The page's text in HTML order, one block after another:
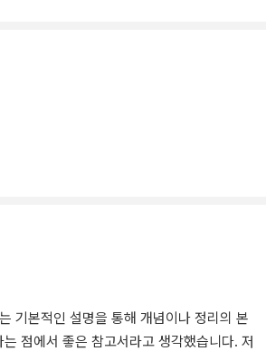
기본적인 설명을 통해 개념이나 정리의 본
점에서 좋은 참고서라고 생각했습니다. 저